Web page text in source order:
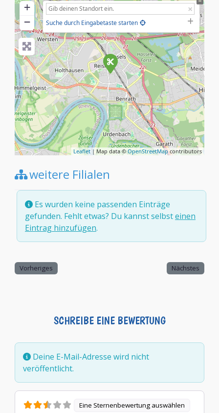
+
−
Suche durch Eingabetaste starten
Leaflet | Map data ©OpenStreetMapcontributors
weitere Filialen
Es wurden keine passenden Einträge
gefunden. Fehlt etwas? Du kannst selbsteinen
Eintrag hinzufügen.
Vorheriges Nächstes
SCHREIBE EINE BEWERTUNG
Deine E-Mail-Adresse wird nicht
veröffentlicht.
Eine Sternenbewertung auswählen